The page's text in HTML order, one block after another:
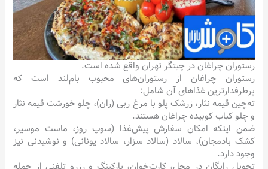
رستوران چراغان در چیتگر تهران واقع شده است.
رستوران چراغان از رستوران‌های محبوب بام‌لند است که
پرطرفدارترین غذاهای آن شامل:
ته‌چین قیمه نثار، زرشک پلو با مرغ ربی (ران)، چلو خورشت قیمه نثار
و چلو کباب کوبیده چراغان هستند.
ضمن اینکه امکان سفارش پیش‌غذا (سوپ روز، ماست موسیر،
کشک بادمجان)، سالاد (سالاد سزار، سالاد یونانی) و نوشیدنی نیز
وجود دارد.